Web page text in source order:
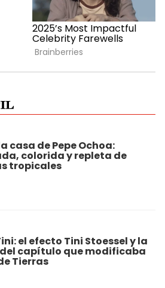
casa de Pepe Ochoa:
colorida y repleta de
tropicales
el efecto Tini Stoessel y la
capítulo que modificaba
Tierras